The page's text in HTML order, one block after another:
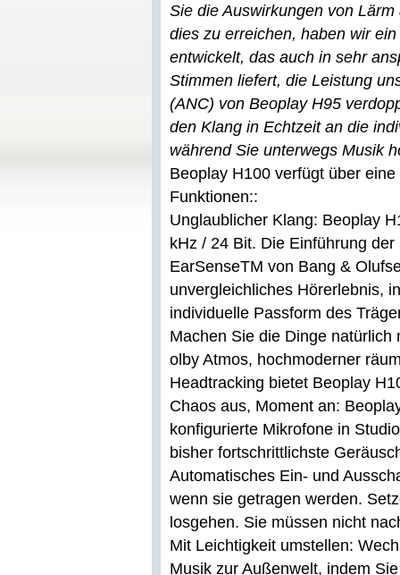
Sie die Auswirkungen von
dies zu erreichen, haben wir
entwickelt, das auch in sehr
Stimmen liefert, die Leistung
(ANC) von Beoplay H95
den Klang in Echtzeit an die
während Sie unterwegs Musik
Beoplay H100 verfügt über
Funktionen::
Unglaublicher Klang: Beoplay
kHz / 24 Bit. Die Einführung
EarSenseTM von Bang &
unvergleichliches Hörerlebnis,
individuelle Passform des
Machen Sie die Dinge
olby Atmos, hochmoderner
Headtracking bietet Beoplay
Chaos aus, Moment an:
konfigurierte Mikrofone in
bisher fortschrittlichste
Automatisches Ein- und
wenn sie getragen werden.
losgehen. Sie müssen nicht
Mit Leichtigkeit umstellen:
Musik zur Außenwelt, indem